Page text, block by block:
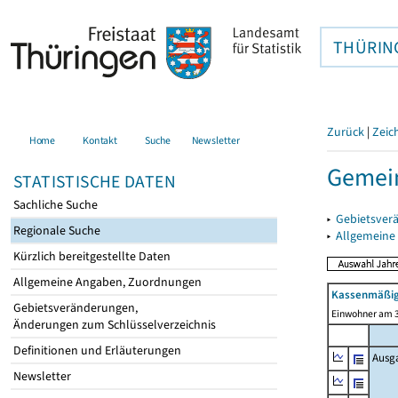
Home Kontakt Suche Newsletter
STATISTISCHE DATEN
Sachliche Suche
Regionale Suche
Kürzlich bereitgestellte Daten
Allgemeine Angaben, Zuordnungen
Gebietsveränderungen,
Änderungen zum Schlüsselverzeichnis
Definitionen und Erläuterungen
Newsletter
Zurück |
▸
▸
Einwohner am